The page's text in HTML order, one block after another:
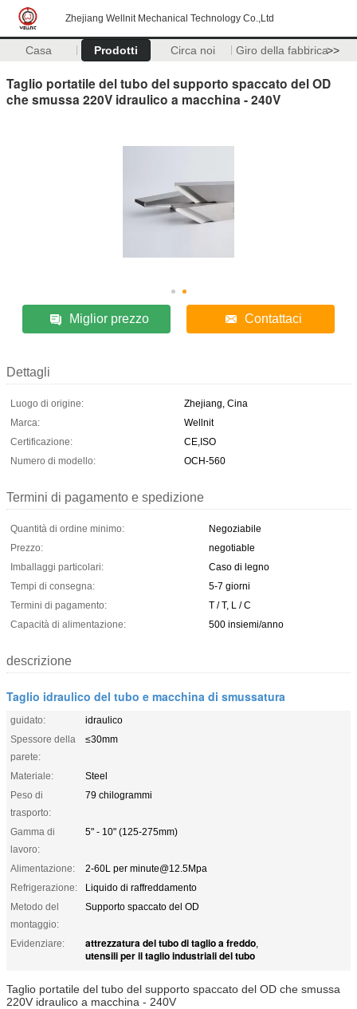
Zhejiang Wellnit Mechanical Technology Co.,Ltd
Casa Prodotti Circa noi Giro della fabbrica>>
Taglio portatile del tubo del supporto spaccato del OD
che smussa 220V idraulico a macchina - 240V
Miglior prezzo Contattaci
Dettagli
Luogo di origine:
Zhejiang, Cina
Marca:
Wellnit
Certificazione:
CE,ISO
Numero di modello:
OCH-560
Termini di pagamento e spedizione
Quantità di ordine minimo:
Negoziabile
Prezzo:
negotiable
Imballaggi particolari:
Caso di legno
Tempi di consegna:
5-7 giorni
Termini di pagamento:
T / T, L / C
Capacità di alimentazione:
500 insiemi/anno
descrizione
Taglio idraulico del tubo e macchina di smussatura
guidato:
idraulico
Spessore della
parete:
≤30mm
Materiale:
Steel
Peso di
trasporto:
79 chilogrammi
Gamma di
lavoro:
5" - 10" (125-275mm)
Alimentazione:
2-60L per minute@12.5Mpa
Refrigerazione:
Liquido di raffreddamento
Metodo del
montaggio:
Supporto spaccato del OD
Evidenziare: attrezzatura del tubo di taglio a freddo,
utensili per il taglio industriali del tubo
Taglio portatile del tubo del supporto spaccato del OD che smussa
220V idraulico a macchina - 240V